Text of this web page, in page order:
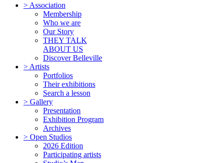
> Association
Membership
Who we are
Our Story
THEY TALK
ABOUT US
Discover Belleville
> Artists
Portfolios
Their exhibitions
Search a lesson
> Gallery
Presentation
Exhibition Program
Archives
> Open Studios
2026 Edition
Participating artists